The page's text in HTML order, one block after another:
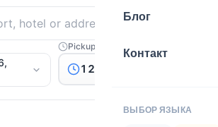
Блог
Контакт
ВЫБОР ЯЗЫКА